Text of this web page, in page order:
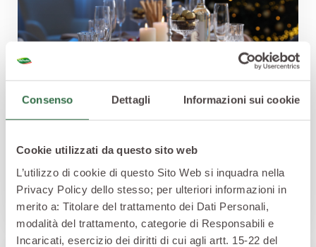
Consenso Dettagli Informazioni sui cookie
Cookie utilizzati da questo sito web
L’utilizzo di cookie di questo Sito Web si inquadra nella
Privacy Policy dello stesso; per ulteriori informazioni in
merito a: Titolare del trattamento dei Dati Personali,
modalità del trattamento, categorie di Responsabili e
Incaricati, esercizio dei diritti di cui agli artt. 15-22 del
SALUTE A TAVOLA
le feste
Per Capodanno prepara un menù gluten free in
poco tempo e senza stress: ricette creative e
gustose per sorprendere tutti, anche chi è
intollerante al glutine!